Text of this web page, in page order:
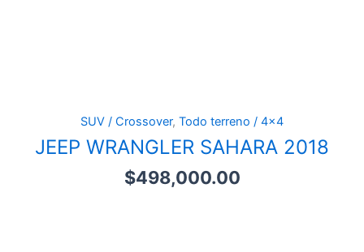
SUV / Crossover, Todo terreno / 4x4
JEEP WRANGLER SAHARA 2018
$498,000.00